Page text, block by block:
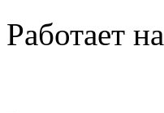
Работает на